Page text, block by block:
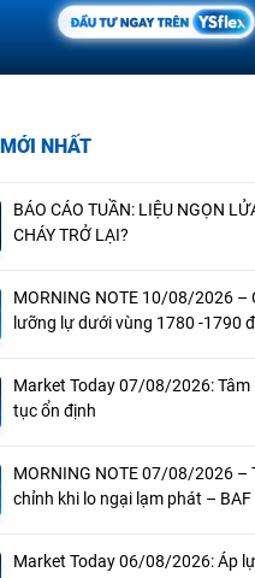
NHẤT
BÁO CÁO TUẦN: LIỆU NGỌN
CHÁY TRỞ LẠI?
MORNING NOTE 10/08/2026 –
lưỡng lự dưới vùng 1780 -1790
Market Today 07/08/2026:
tục ổn định
MORNING NOTE 07/08/2026 –
chỉnh khi lo ngại lạm phát – BAF
Market Today 06/08/2026: Áp